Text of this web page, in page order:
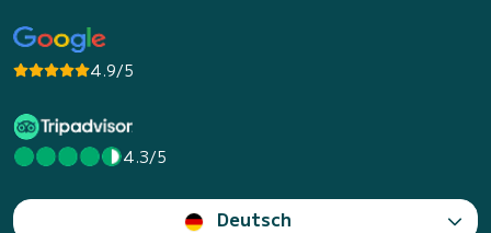
4.9/5
4.3/5
Deutsch